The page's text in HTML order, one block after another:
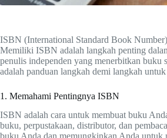
ISBN (International Standard Book
Memiliki ISBN adalah langkah penting
penulis independen yang menerbitkan
adalah panduan langkah demi langkah
1. Memahami Pentingnya ISBN
ISBN adalah cara untuk membuat buku
buku, perpustakaan, distributor, dan